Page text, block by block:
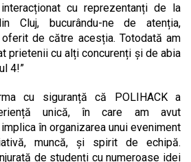
cu reprezentanți de la
Cluj, bucurându-ne de atenția,
de către acesția. Totodată am
prietenii cu alți concurenți și de abia
4!”
cu siguranță că POLIHACK a
unică, în care am avut
în organizarea unui eveniment
muncă, și spirit de echipă.
de studenți cu numeroase idei